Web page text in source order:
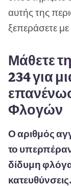
αυτής της
ξεπεράσετε
Μάθετε
234 για
Φλογών
Ο αριθμός
το υπερπέραν
δίδυμη
κατευθύνσεις.